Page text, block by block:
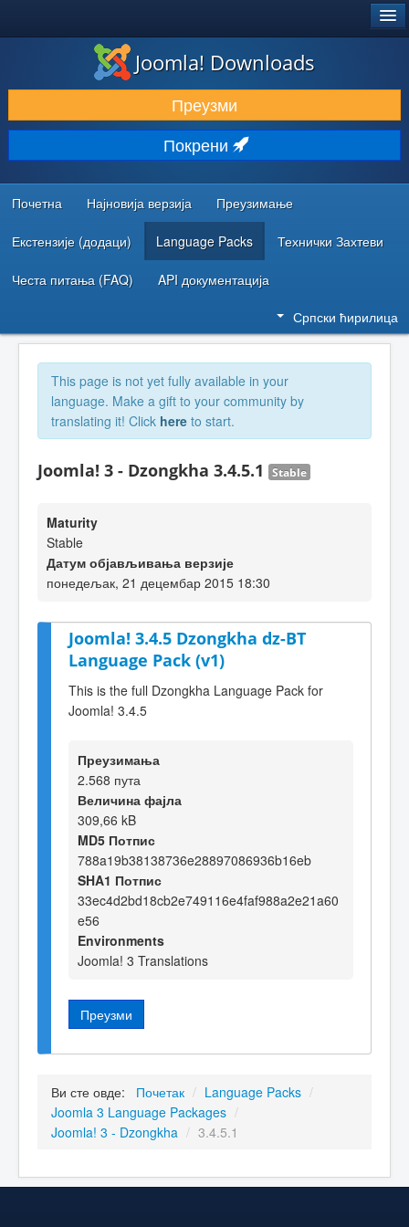
ПРЕУЗИМАЊЕ И ПРОШИРЕЊА (ЕКСТЕНЗИЈЕ)
ОТКРИЈТЕ И НАУЧИТЕ
ЗАЈЕДНИЦА И ПОДРШКА
РЕСУРСИ ЗА РАЗВОЈ
Joomla! Downloads
Преузми
Покрени
Почетна Најновија верзија Преузимање
Екстензије (додаци) Language Packs Технички Захтеви
Честа питања (FAQ) API документација
Српски ћирилица
This page is not yet fully available in your
language. Make a gift to your community by
translating it! Click here to start.
Joomla! 3 - Dzongkha 3.4.5.1 Stable
Maturity
Stable
Датум објављивања верзије
понедељак, 21 децембар 2015 18:30
Joomla! 3.4.5 Dzongkha dz-BT
Language Pack (v1)
This is the full Dzongkha Language Pack for
Joomla! 3.4.5
Преузимања
2.568 пута
Величина фајла
309,66 kB
MD5 Потпис
788a19b38138736e28897086936b16eb
SHA1 Потпис
33ec4d2bd18cb2e749116e4faf988a2e21a60
e56
Environments
Joomla! 3 Translations
Преузми
Ви сте овде: Почетак / Language Packs /
Joomla 3 Language Packages /
Joomla! 3 - Dzongkha / 3.4.5.1